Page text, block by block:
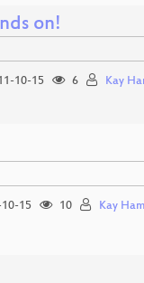
on!
10-15 6 Kay
15 10 Kay